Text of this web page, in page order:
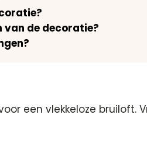
van de decoratie?
een vlekkeloze bruiloft.​